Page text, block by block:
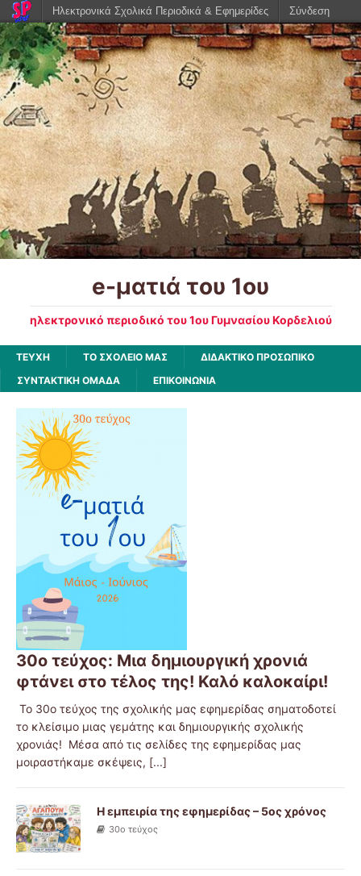
e-ματιά του 1ου
ηλεκτρονικό περιοδικό του 1ου Γυμνασίου Κορδελιού
ΤΕΥΧΗ ΤΟ ΣΧΟΛΕΙΟ ΜΑΣ
ΔΙΔΑΚΤΙΚΟ ΠΡΟΣΩΠΙΚΟ
ΣΥΝΤΑΚΤΙΚΗ ΟΜΑΔΑ
ΕΠΙΚΟΙΝΩΝΙΑ
30o τεύχος: Μια δημιουργική χρονιά
φτάνει στο τέλος της! Καλό καλοκαίρι!
Το 30ο τεύχος της σχολικής μας εφημερίδας σηματοδοτεί
το κλείσιμο μιας γεμάτης και δημιουργικής σχολικής
χρονιάς! Μέσα από τις σελίδες της εφημερίδας μας
μοιραστήκαμε σκέψεις, [...]
Η εμπειρία της εφημερίδας – 5ος χρόνος
30ο τεύχος
Ηλεκτρονικά Σχολικά Περιοδικά & Εφημερίδες Σύνδεση